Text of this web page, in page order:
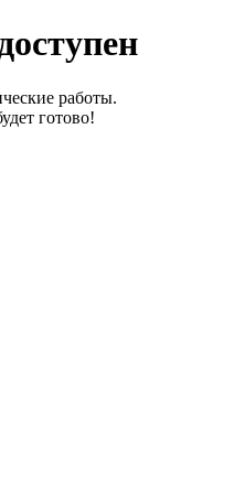
работы.
готово!